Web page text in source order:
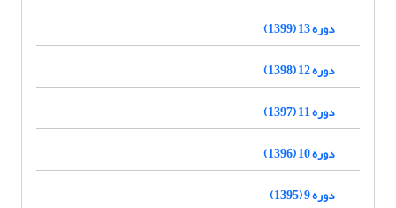
دوره 13 (1399)
دوره 12 (1398)
دوره 11 (1397)
دوره 10 (1396)
دوره 9 (1395)